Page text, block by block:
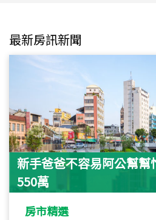
最新房訊新聞
新手爸爸不容易阿公幫幫
550萬
房市精選